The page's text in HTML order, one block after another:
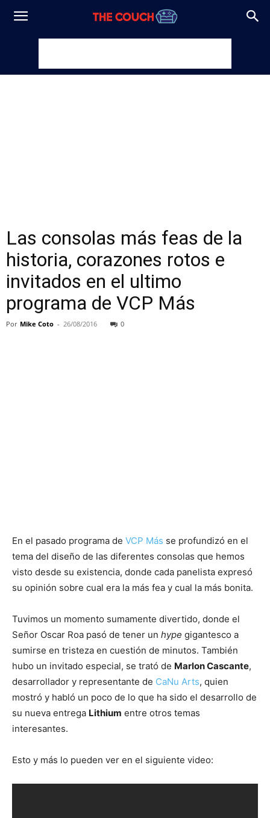
Las consolas más feas de la
historia, corazones rotos e
invitados en el ultimo
programa de VCP Más
Por Mike Coto - 26/08/2016 0
En el pasado programa de VCP Más se profundizó en el
tema del diseño de las diferentes consolas que hemos
visto desde su existencia, donde cada panelista expresó
su opinión sobre cual era la más fea y cual la más bonita.
Tuvimos un momento sumamente divertido, donde el
Señor Oscar Roa pasó de tener un hype gigantesco a
sumirse en tristeza en cuestión de minutos. También
hubo un invitado especial, se trató de Marlon Cascante,
desarrollador y representante de CaNu Arts, quien
mostró y habló un poco de lo que ha sido el desarrollo de
su nueva entrega Lithium entre otros temas
interesantes.
Esto y más lo pueden ver en el siguiente video: